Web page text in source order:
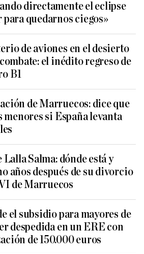
directamente el eclipse
para quedarnos ciegos»
de aviones en el desierto
el inédito regreso de
B1
de Marruecos: dice que
si España levanta
Salma: dónde está y
años después de su divorcio
de Marruecos
el subsidio para mayores de
despedida en un ERE con
de 150.000 euros